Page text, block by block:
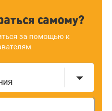
самому?
за помощью к